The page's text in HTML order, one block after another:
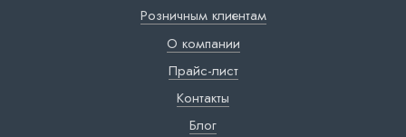
Розничным клиентам
О компании
Прайс-лист
Контакты
Блог